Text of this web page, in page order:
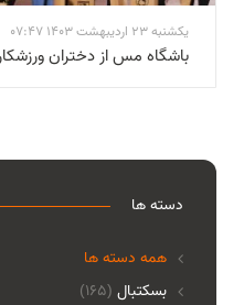
یکشنبه 23 اردیبهشت 1403 07:47
باشگاه مس از دختران
دسته ها
همه دسته ها
(165) بسکتبال